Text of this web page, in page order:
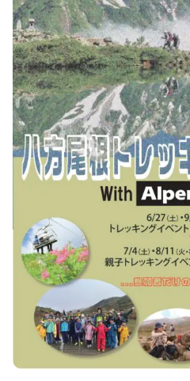
LIVE CAMERA
ライブカメラ お
ABOUT HAKUBA
白馬村について イ
INFORMATION
お知らせ マ
STAY
宿泊施設 ア
HAKUBA ORIGINAL
Hakuba Original ノ
SEASONS
白馬村の季節 塩
FURUSATO TAX
サイト内検索
白馬村までのアクセス
白馬
会社概要
採用
プライバシーポリシー
利用